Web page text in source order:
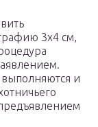
3х4 см,
и